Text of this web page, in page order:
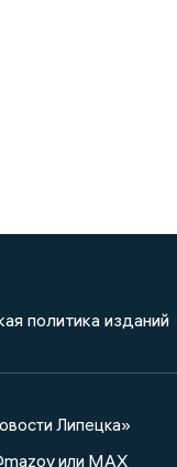
политика изданий
Липецка»
или MAX